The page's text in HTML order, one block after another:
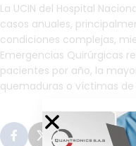
La UCIN del Hospital
casos anuales,
condiciones complejas,
Emergencias Quirúrgicas
pacientes por año, la
quemaduras o víctimas de